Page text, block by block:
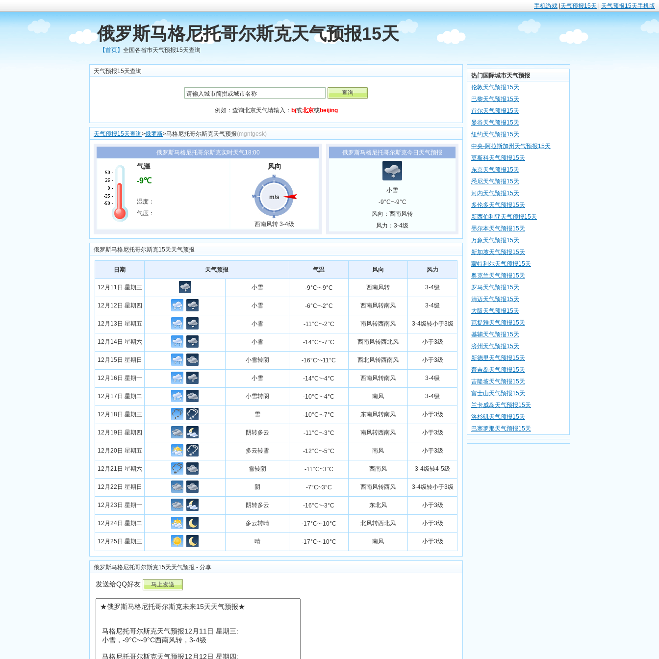
手机游戏 天气预报15天 天气预报15天手机版
俄罗斯马格尼托哥尔斯克天气预报15天
【首页】 全国各省市天气预报15天查询
天气预报15天查询
例如：查询北京天气请输入： bj或北京或beijing
天气预报15天查询>俄罗斯>马格尼托哥尔斯克天气预报(mgntgesk)
俄罗斯马格尼托哥尔斯克实时天气18:00
气温
-9℃
湿度：
气压：
风向
m/s
西南风转 3-4级
俄罗斯马格尼托哥尔斯克今日天气预报
小雪
-9°C~-9°C
风向：西南风转
风力：3-4级
俄罗斯马格尼托哥尔斯克15天天气预报
日期 天气预报 气温 风向 风力
12月11日 星期三 小雪 -9°C~-9°C 西南风转 3-4级
12月12日 星期四 小雪 -6°C~-2°C 西南风转南风 3-4级
12月13日 星期五 小雪 -11°C~-2°C 南风转西南风 3-4级转小于3级
12月14日 星期六 小雪 -14°C~-7°C 西南风转西北风 小于3级
12月15日 星期日 小雪转阴 -16°C~-11°C 西北风转西南风 小于3级
12月16日 星期一 小雪 -14°C~-4°C 西南风转南风 3-4级
12月17日 星期二 小雪转阴 -10°C~-4°C 南风 3-4级
12月18日 星期三 雪 -10°C~-7°C 东南风转南风 小于3级
12月19日 星期四 阴转多云 -11°C~-3°C 南风转西南风 小于3级
12月20日 星期五 多云转雪 -12°C~-5°C 南风 小于3级
12月21日 星期六 雪转阴 -11°C~3°C 西南风 3-4级转4-5级
12月22日 星期日 阴 -7°C~3°C 西南风转西风 3-4级转小于3级
12月23日 星期一 阴转多云 -16°C~-3°C 东北风 小于3级
12月24日 星期二 多云转晴 -17°C~-10°C 北风转西北风 小于3级
12月25日 星期三 晴 -17°C~-10°C 南风 小于3级
俄罗斯马格尼托哥尔斯克15天天气预报 - 分享
发送给QQ好友
热门国际城市天气预报
伦敦天气预报15天
巴黎天气预报15天
首尔天气预报15天
曼谷天气预报15天
纽约天气预报15天
中央-阿拉斯加州天气预报15天
莫斯科天气预报15天
东京天气预报15天
悉尼天气预报15天
河内天气预报15天
多伦多天气预报15天
新西伯利亚天气预报15天
墨尔本天气预报15天
万象天气预报15天
新加坡天气预报15天
蒙特利尔天气预报15天
奥克兰天气预报15天
罗马天气预报15天
清迈天气预报15天
大阪天气预报15天
芭提雅天气预报15天
基辅天气预报15天
济州天气预报15天
新德里天气预报15天
普吉岛天气预报15天
吉隆坡天气预报15天
富士山天气预报15天
兰卡威岛天气预报15天
洛杉矶天气预报15天
巴塞罗那天气预报15天